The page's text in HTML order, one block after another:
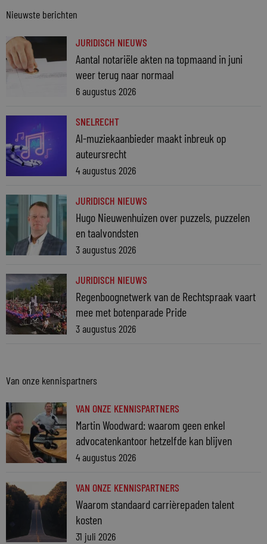
Nieuwste berichten
JURIDISCH NIEUWS
Aantal notariële akten na topmaand in juni
weer terug naar normaal
6 augustus 2026
SNELRECHT
AI-muziekaanbieder maakt inbreuk op
auteursrecht
4 augustus 2026
JURIDISCH NIEUWS
Hugo Nieuwenhuizen over puzzels, puzzelen
en taalvondsten
3 augustus 2026
JURIDISCH NIEUWS
Regenboognetwerk van de Rechtspraak vaart
mee met botenparade Pride
3 augustus 2026
Van onze kennispartners
VAN ONZE KENNISPARTNERS
Martin Woodward: waarom geen enkel
advocatenkantoor hetzelfde kan blijven
4 augustus 2026
VAN ONZE KENNISPARTNERS
Waarom standaard carrièrepaden talent
kosten
31 juli 2026